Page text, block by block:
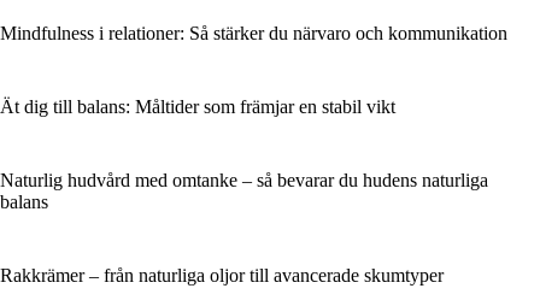
Mindfulness i relationer: Så stärker du närvaro och kommunikation
Ät dig till balans: Måltider som främjar en stabil vikt
Naturlig hudvård med omtanke – så bevarar du hudens naturliga
balans
Rakkrämer – från naturliga oljor till avancerade skumtyper